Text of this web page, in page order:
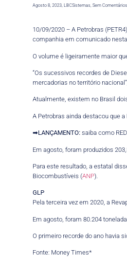
Agosto 8, 2023 ,LBCSistemas Sem Comentários
10/09/2020 – A Petrobras
companhia em comunicado
O volume é ligeiramente maior
“Os sucessivos recordes de
mercadorias no território
Atualmente, existem no Brasil
A Petrobras ainda destacou que
➡LANÇAMENTO:saiba como
Em agosto, foram produzidos
Para este resultado, a estatal
Biocombustíveis (ANP).
GLP
Pela terceira vez em 2020, a
Em agosto, foram 80.204
O primeiro recorde do ano havia
Fonte: Money Times*